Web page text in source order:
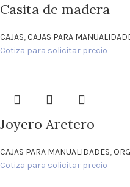
Casita de madera
CAJAS,CAJAS PARA
Cotiza para solicitar precio
Joyero Aretero
CAJAS PARA MANUALIDADES,
Cotiza para solicitar precio